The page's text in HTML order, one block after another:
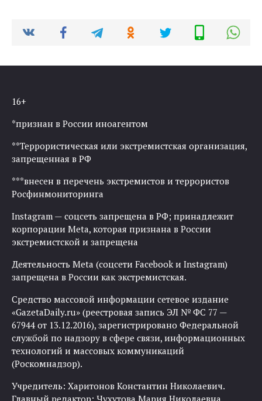
16+
*признан в России иноагентом
**Террористическая или экстремистская организация,
запрещенная в РФ
***внесен в перечень экстремистов и террористов
Росфинмониторинга
Instagram — соцсеть запрещена в РФ; принадлежит
корпорации Meta, которая признана в России
экстремистской и запрещена
Деятельность Meta (соцсети Facebook и Instagram)
запрещена в России как экстремистская.
Средство массовой информации сетевое издание
«GazetaDaily.ru» (реестровая запись ЭЛ № ФС 77 —
67944 от 13.12.2016), зарегистрировано Федеральной
службой по надзору в сфере связи, информационных
технологий и массовых коммуникаций
(Роскомнадзор).
Учредитель: Харитонов Константин Николаевич.